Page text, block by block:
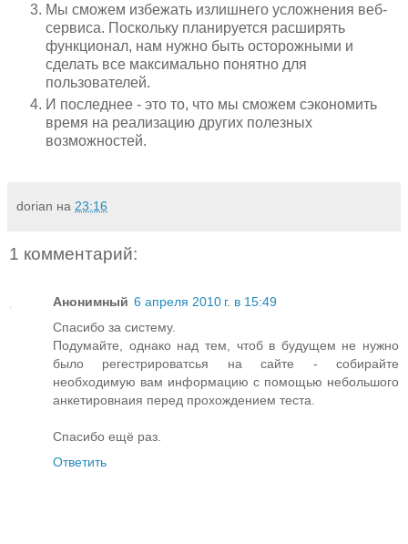
Мы сможем избежать излишнего усложнения веб-
сервиса. Поскольку планируется расширять
функционал, нам нужно быть осторожными и
сделать все максимально понятно для
пользователей.
И последнее - это то, что мы сможем сэкономить
время на реализацию других полезных
возможностей.
dorian на 23:16
1 комментарий:
Анонимный 6 апреля 2010 г. в 15:49
Спасибо за систему.
Подумайте, однако над тем, чтоб в будущем не нужно
было регестрироватсья на сайте - собирайте
необходимую вам информацию с помощью небольшого
анкетировнаия перед прохождением теста.
Спасибо ещё раз.
Ответить